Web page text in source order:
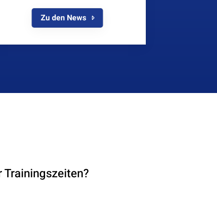
Zu den News